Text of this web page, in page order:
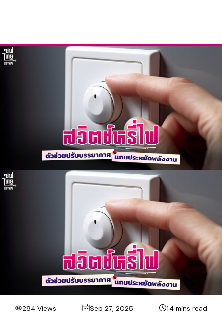
284 Views Sep 27, 2025 14 mins read